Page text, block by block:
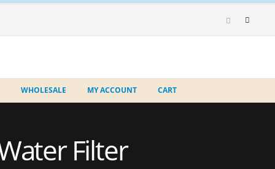
WHOLESALE MY ACCOUNT CART
Filter